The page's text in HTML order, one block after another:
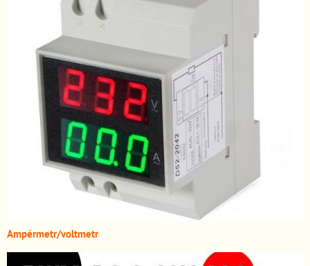
Ampérmetr/voltmetr